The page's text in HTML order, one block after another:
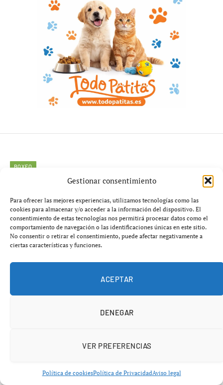
Gestionar consentimiento
Para ofrecer las mejores experiencias, utilizamos tecnologías como las
cookies para almacenar y/o acceder a la información del dispositivo. El
consentimiento de estas tecnologías nos permitirá procesar datos como el
comportamiento de navegación o las identificaciones únicas en este sitio.
No consentir o retirar el consentimiento, puede afectar negativamente a
ciertas características y funciones.
ACEPTAR
DENEGAR
VER PREFERENCIAS
Política de cookiesPolítica de PrivacidadAviso legal
BOXEO
Crisis en supermediano:
Fulghum huye a Los Ángeles tras
tropiezos
abril 27, 2026 No hay comentarios